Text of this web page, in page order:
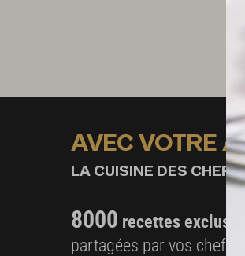
3 gousses d’ail
10 grains de poivre noir
Finition et présentation
AVEC VOTRE
LA CUISINE DES
8000 recettes
partagées par vos chefs